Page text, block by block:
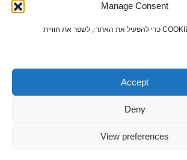
Manage Consent
אנו משתמשים בקובצי COOKIE כדי להפעיל את האתר , לשפר את חוויית
Accept
Deny
View preferences